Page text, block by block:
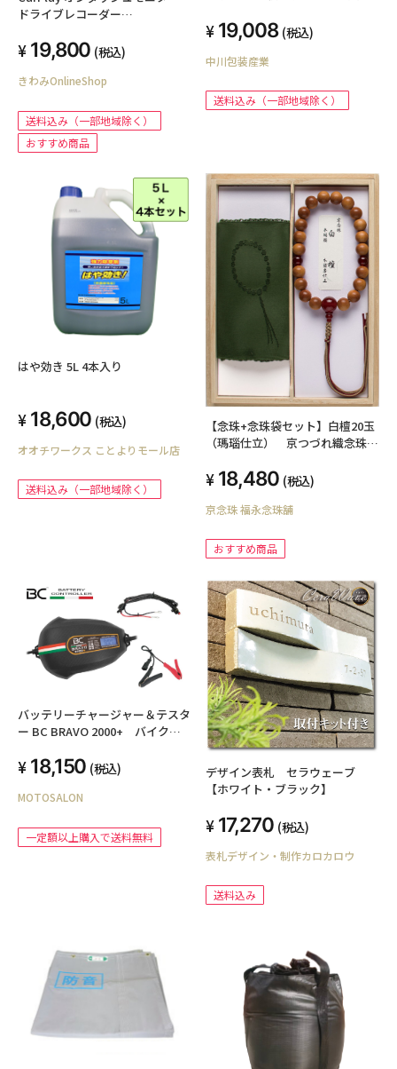
ドライブレコーダー
19,800 (税込)
きわみOnlineShop
送料込み（一部地域除く）
おすすめ商品
厚さ5mm 日本製 ゴルフクラブ
ポスター 長物 収納 梱包
19,008 (税込)
中川包装産業
送料込み（一部地域除く）
はや効き 5L 4本入り
18,600 (税込)
オオチワークス ことよりモール店
送料込み（一部地域除く）
【念珠+念珠袋セット】白檀20玉
（瑪瑙仕立） 京つづれ織念珠
立・桐函入）
18,480 (税込)
京念珠 福永念珠舗
おすすめ商品
バッテリーチャージャー＆テスタ
ー BC BRAVO 2000+ バイク
18,150 (税込)
MOTOSALON
一定額以上購入で送料無料
デザイン表札 セラウェーブ
【ホワイト・ブラック】
17,270 (税込)
表札デザイン・制作カロカロウ
送料込み